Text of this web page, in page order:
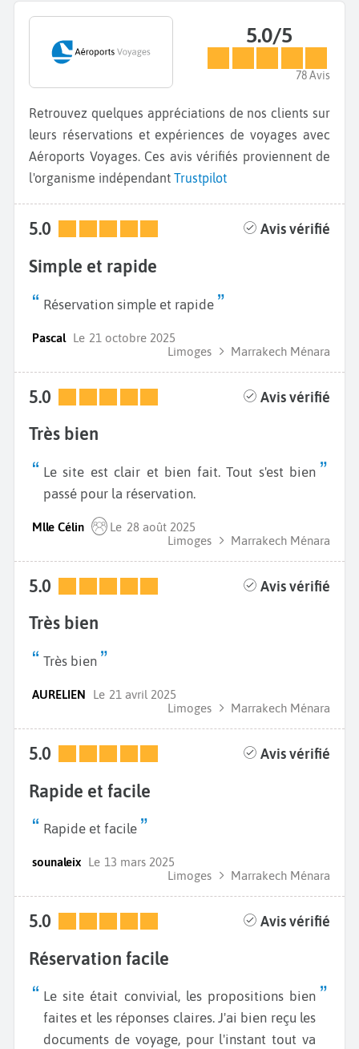
5.0/5
78 Avis
Retrouvez quelques appréciations de nos clients sur
leurs réservations et expériences de voyages avec
Aéroports Voyages. Ces avis vérifiés proviennent de
l'organisme indépendant Trustpilot
5.0 Avis vérifié
Simple et rapide
Réservation simple et rapide
Pascal Le 21 octobre 2025
Limoges
Marrakech Ménara
5.0 Avis vérifié
Très bien
Le site est clair et bien fait. Tout s'est bien
passé pour la réservation.
Mlle Célin Le 28 août 2025
Limoges
Marrakech Ménara
5.0 Avis vérifié
Très bien
Très bien
AURELIEN Le 21 avril 2025
Limoges
Marrakech Ménara
5.0 Avis vérifié
Rapide et facile
Rapide et facile
sounaleix Le 13 mars 2025
Limoges
Marrakech Ménara
5.0 Avis vérifié
Réservation facile
Le site était convivial, les propositions bien
faites et les réponses claires. J'ai bien reçu les
documents de voyage, pour l'instant tout va